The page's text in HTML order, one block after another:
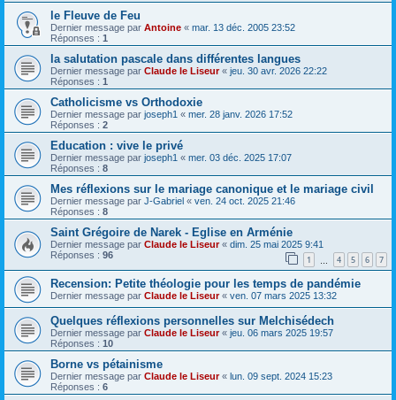
le Fleuve de Feu
Dernier message par Antoine « mar. 13 déc. 2005 23:52
Réponses : 1
la salutation pascale dans différentes langues
Dernier message par Claude le Liseur« jeu. 30 avr. 2026 22:22
Réponses : 1
Catholicisme vs Orthodoxie
Dernier message par joseph1 « mer. 28 janv. 2026 17:52
Réponses : 2
Education : vive le privé
Dernier message par joseph1 « mer. 03 déc. 2025 17:07
Réponses : 8
Mes réflexions sur le mariage canonique et le mariage civil
Dernier message par J-Gabriel « ven. 24 oct. 2025 21:46
Réponses : 8
Saint Grégoire de Narek - Eglise en Arménie
Dernier message par Claude le Liseur« dim. 25 mai 2025 9:41
Réponses : 96 1 4 5 6 7
Recension: Petite théologie pour les temps de pandémie
Dernier message par Claude le Liseur« ven. 07 mars 2025 13:32
Quelques réflexions personnelles sur Melchisédech
Dernier message par Claude le Liseur« jeu. 06 mars 2025 19:57
Réponses : 10
Borne vs pétainisme
Dernier message par Claude le Liseur« lun. 09 sept. 2024 15:23
Réponses : 6